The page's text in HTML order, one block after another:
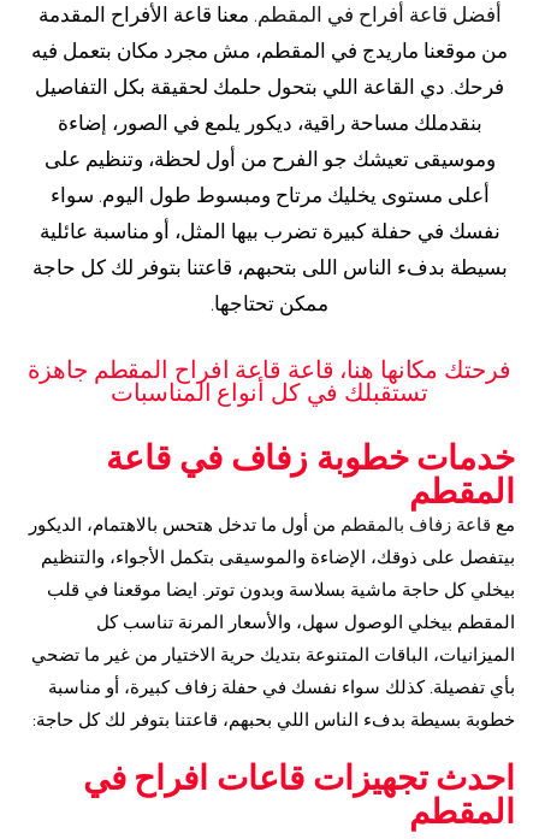
أفضل قاعة أفراح في المقطم. معنا قاعة الأفراح المقدمة
من موقعنا ماريدج في المقطم، مش مجرد مكان بتعمل فيه
فرحك. دي القاعة اللي بتحول حلمك لحقيقة بكل التفاصيل
بنقدملك مساحة راقية، ديكور يلمع في الصور، إضاءة
وموسيقى تعيشك جو الفرح من أول لحظة، وتنظيم على
أعلى مستوى يخليك مرتاح ومبسوط طول اليوم. سواء
نفسك في حفلة كبيرة تضرب بيها المثل، أو مناسبة عائلية
بسيطة بدفء الناس اللى بتحبهم، قاعتنا بتوفر لك كل حاجة
ممكن تحتاجها.
فرحتك مكانها هنا، قاعة قاعة افراح المقطم جاهزة
تستقبلك في كل أنواع المناسبات
خدمات خطوبة زفاف في قاعة
المقطم
مع قاعة زفاف بالمقطم من أول ما تدخل هتحس بالاهتمام، الديكور
بيتفصل على ذوقك، الإضاءة والموسيقى بتكمل الأجواء، والتنظيم
بيخلي كل حاجة ماشية بسلاسة وبدون توتر. ايضا موقعنا في قلب
المقطم بيخلي الوصول سهل، والأسعار المرنة تناسب كل
الميزانيات، الباقات المتنوعة بتديك حرية الاختيار من غير ما تضحي
بأي تفصيلة. كذلك سواء نفسك في حفلة زفاف كبيرة، أو مناسبة
خطوبة بسيطة بدفء الناس اللي بحبهم، قاعتنا بتوفر لك كل حاجة:
احدث تجهيزات قاعات افراح في
المقطم